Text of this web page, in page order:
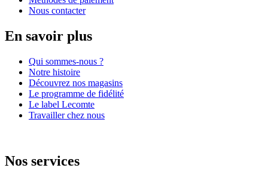
Nous contacter
En savoir plus
Qui sommes-nous ?
Notre histoire
Découvrez nos magasins
Le programme de fidélité
Le label Lecomte
Travailler chez nous
Nos services